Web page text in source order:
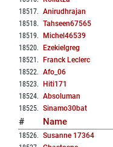
18517. Anirudhrajan
18518. Tahseen67565
18519. Michel46539
18520. Ezekielgreg
18521 . Franck Leclerc
18522. Afo_06
18523. Hiti171
18524. Absoluman
18525. Sinamo30bat
# Name
18526. Susanne 17364